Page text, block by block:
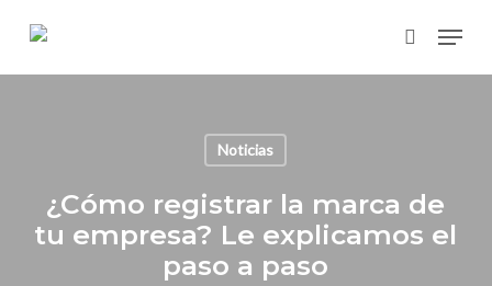
search
Menu
Noticias
¿Cómo registrar la marca de
tu empresa? Le explicamos el
paso a paso